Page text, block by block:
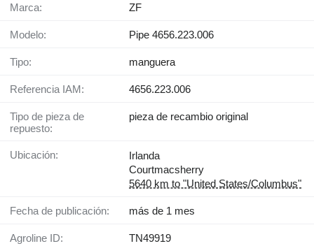
Marca: ZF
Modelo: Pipe 4656.223.006
Tipo: manguera
Referencia IAM: 4656.223.006
Tipo de pieza de
repuesto:
pieza de recambio original
Ubicación:
Irlanda
Courtmacsherry
5640 km to "United States/Columbus"
Fecha de publicación: más de 1 mes
Agroline ID: TN49919